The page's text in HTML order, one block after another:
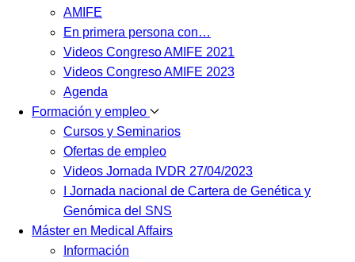
AMIFE
En primera persona con…
Videos Congreso AMIFE 2021
Videos Congreso AMIFE 2023
Agenda
Formación y empleo
Cursos y Seminarios
Ofertas de empleo
Videos Jornada IVDR 27/04/2023
I Jornada nacional de Cartera de Genética y
Genómica del SNS
Máster en Medical Affairs
Información